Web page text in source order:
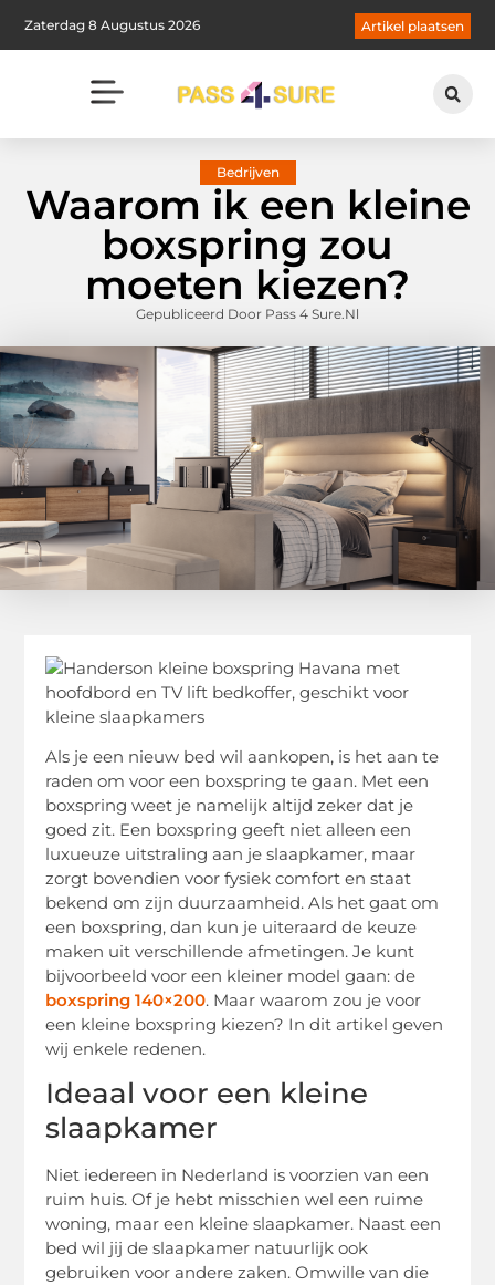
Zaterdag 8 Augustus 2026 Artikel plaatsen
Bedrijven
Waarom ik een kleine
boxspring zou
moeten kiezen?
Gepubliceerd Door Pass 4 Sure.nl
Als je een nieuw bed wil aankopen, is het aan te
raden om voor een boxspring te gaan. Met een
boxspring weet je namelijk altijd zeker dat je
goed zit. Een boxspring geeft niet alleen een
luxueuze uitstraling aan je slaapkamer, maar
zorgt bovendien voor fysiek comfort en staat
bekend om zijn duurzaamheid. Als het gaat om
een boxspring, dan kun je uiteraard de keuze
maken uit verschillende afmetingen. Je kunt
bijvoorbeeld voor een kleiner model gaan: de
boxspring 140×200. Maar waarom zou je voor
een kleine boxspring kiezen? In dit artikel geven
wij enkele redenen.
Ideaal voor een kleine
slaapkamer
Niet iedereen in Nederland is voorzien van een
ruim huis. Of je hebt misschien wel een ruime
woning, maar een kleine slaapkamer. Naast een
bed wil jij de slaapkamer natuurlijk ook
gebruiken voor andere zaken. Omwille van die